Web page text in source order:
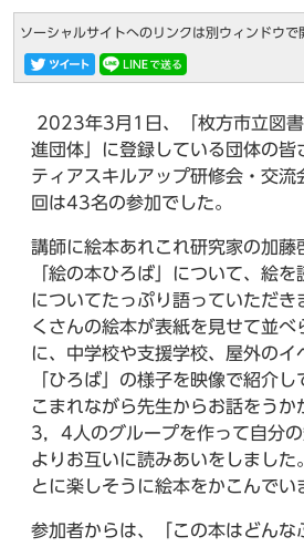
ソーシャルサイトへのリンクは別ウィンドウで
2023年3月1日、「枚方市立図
進団体」に登録している団体の皆
ティアスキルアップ研修会・交流
回は43名の参加でした。
講師に絵本あれこれ研究家の加藤
「絵の本ひろば」について、絵
についてたっぷり語っていただき
くさんの絵本が表紙を見せて並べ
に、中学校や支援学校、屋外のイ
「ひろば」の様子を映像で紹介
こまれながら先生からお話をうか
3，4人のグループを作って自分
よりお互いに読みあいをしました
とに楽しそうに絵本をかこんでい
参加者からは、「この本はどんな